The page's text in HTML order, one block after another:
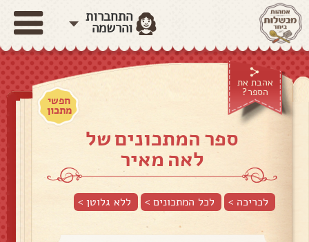
התחברות
והרשמה
אהבת את
הספר?
חפשי
מתכון
ספר המתכונים של
לאה מאיר
לכריכה > לכל המתכונים > ללא גלוטן>